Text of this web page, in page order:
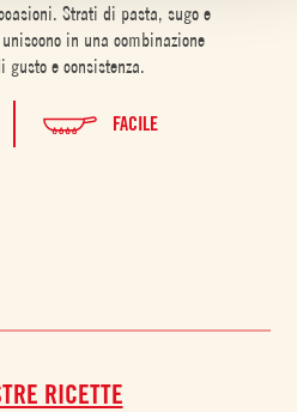
Strati di pasta, sugo e
in una combinazione
gusto e consistenza.
FACILE
RICETTE